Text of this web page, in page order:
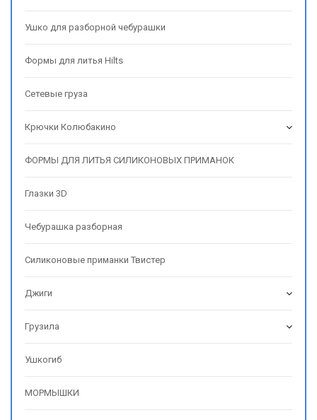
Ушко для разборной чебурашки
Формы для литья Hilts
Сетевые груза
Крючки Колюбакино
ФОРМЫ ДЛЯ ЛИТЬЯ СИЛИКОНОВЫХ ПРИМАНОК
Глазки 3D
Чебурашка разборная
Силиконовые приманки Твистер
Джиги
Грузила
Ушкогиб
МОРМЫШКИ